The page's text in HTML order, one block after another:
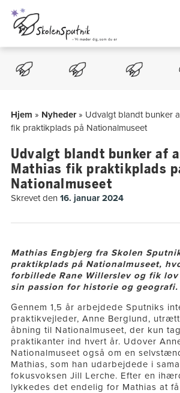
indholdet
Hjem » Nyheder» Udvalgt blandt bunker
fik praktikplads på Nationalmuseet
Udvalgt blandt bunker af
Mathias fik praktikplads
Nationalmuseet
Skrevet den 16. januar 2024
Mathias Engbjerg fra Skolen
praktikplads på Nationalmuseet,
forbillede Rane Willerslev og fik
sin passion for historie og geografi.
Gennem 1,5 år arbejdede Sputniks
praktikvejleder, Anne Berglund,
åbning til Nationalmuseet, der kun
praktikanter ind hvert år. Udover
Nationalmuseet også om en
Mathias, som han udarbejdede i
fokusvoksen Jill Lerche. Efter en
lykkedes det endelig for Mathias at